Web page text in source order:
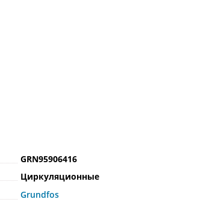
GRN95906416
Циркуляционные
Grundfos